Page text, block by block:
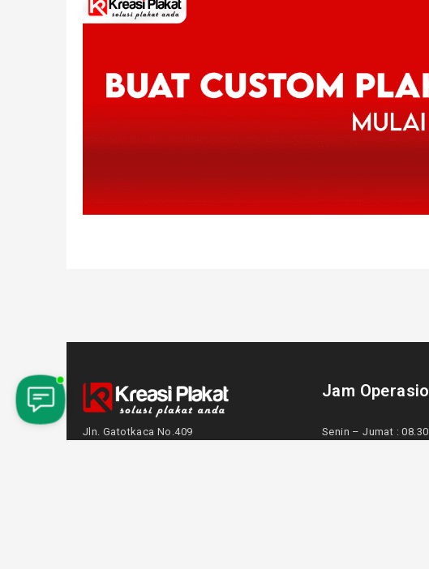
Jln. Gatotkaca No.409
Jam
Senin – Jumat :